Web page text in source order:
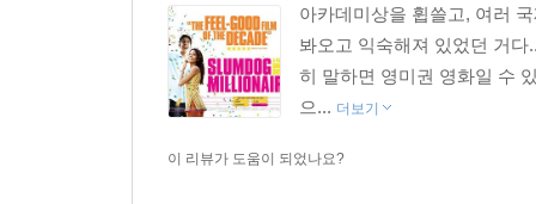
아카데미상을 휩쓸고, 여러
봐오고 익숙해져 있었던 거
히 말하면 영미권 영화일 수
으... 더보기
이 리뷰가 도움이 되었나요?